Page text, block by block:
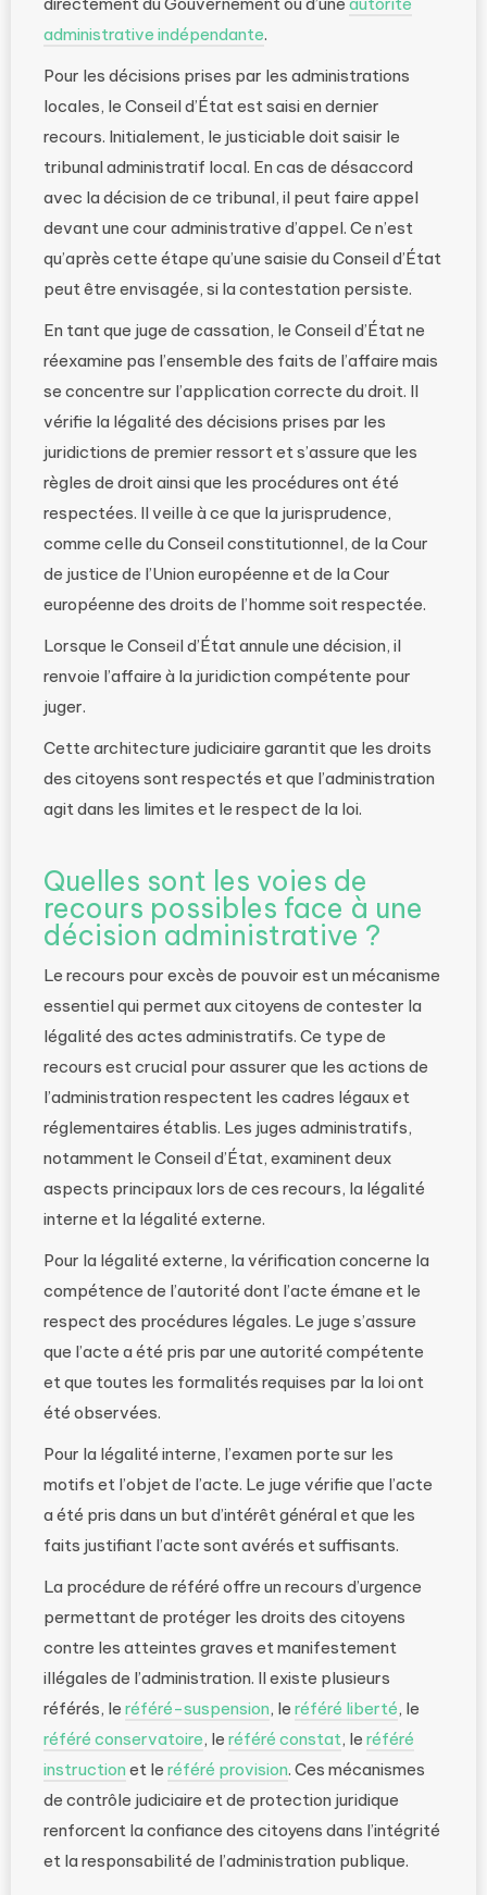
administrative indépendante.
Pour les décisions prises par les administrations
locales, le Conseil d’État est saisi en dernier
recours. Initialement, le justiciable doit saisir le
tribunal administratif local. En cas de désaccord
avec la décision de ce tribunal, il peut faire appel
devant une cour administrative d’appel. Ce n’est
qu’après cette étape qu’une saisie du Conseil d’État
peut être envisagée, si la contestation persiste.
En tant que juge de cassation, le Conseil d’État ne
réexamine pas l’ensemble des faits de l’affaire mais
se concentre sur l’application correcte du droit. Il
vérifie la légalité des décisions prises par les
juridictions de premier ressort et s’assure que les
règles de droit ainsi que les procédures ont été
respectées. Il veille à ce que la jurisprudence,
comme celle du Conseil constitutionnel, de la Cour
de justice de l’Union européenne et de la Cour
européenne des droits de l’homme soit respectée.
Lorsque le Conseil d’État annule une décision, il
renvoie l’affaire à la juridiction compétente pour
juger.
Cette architecture judiciaire garantit que les droits
des citoyens sont respectés et que l’administration
agit dans les limites et le respect de la loi.
Quelles sont les voies de
recours possibles face à une
décision administrative ?
Le recours pour excès de pouvoir est un mécanisme
essentiel qui permet aux citoyens de contester la
légalité des actes administratifs. Ce type de
recours est crucial pour assurer que les actions de
l’administration respectent les cadres légaux et
réglementaires établis. Les juges administratifs,
notamment le Conseil d’État, examinent deux
aspects principaux lors de ces recours, la légalité
interne et la légalité externe.
Pour la légalité externe, la vérification concerne la
compétence de l’autorité dont l’acte émane et le
respect des procédures légales. Le juge s’assure
que l’acte a été pris par une autorité compétente
et que toutes les formalités requises par la loi ont
été observées.
Pour la légalité interne, l’examen porte sur les
motifs et l’objet de l’acte. Le juge vérifie que l’acte
a été pris dans un but d’intérêt général et que les
faits justifiant l’acte sont avérés et suffisants.
La procédure de référé offre un recours d’urgence
permettant de protéger les droits des citoyens
contre les atteintes graves et manifestement
illégales de l’administration. Il existe plusieurs
référés, le référé-suspension, le référé liberté, le
référé conservatoire, le référé constat, le référé
instruction et le référé provision. Ces mécanismes
de contrôle judiciaire et de protection juridique
renforcent la confiance des citoyens dans l’intégrité
et la responsabilité de l’administration publique.